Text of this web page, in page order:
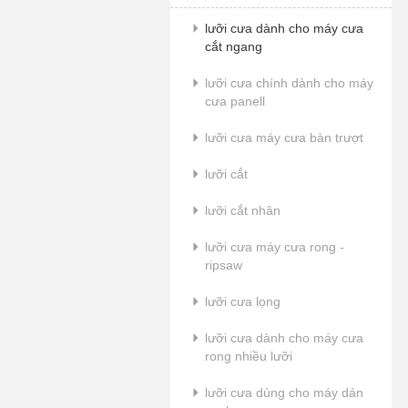
lưỡi cưa dành cho máy cưa
cắt ngang
lưỡi cưa chính dành cho máy
cưa panell
lưỡi cưa máy cưa bàn trượt
lưỡi cắt
lưỡi cắt nhân
lưỡi cưa máy cưa rong -
ripsaw
lưỡi cưa lọng
lưỡi cưa dành cho máy cưa
rong nhiều lưỡi
lưỡi cưa dùng cho máy dán